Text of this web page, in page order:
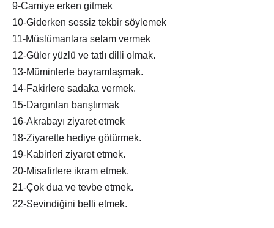
9-Camiye erken gitmek
10-Giderken sessiz tekbir söylemek
11-Müslümanlara selam vermek
12-Güler yüzlü ve tatlı dilli olmak.
13-Müminlerle bayramlaşmak.
14-Fakirlere sadaka vermek.
15-Dargınları barıştırmak
16-Akrabayı ziyaret etmek
18-Ziyarette hediye götürmek.
19-Kabirleri ziyaret etmek.
20-Misafirlere ikram etmek.
21-Çok dua ve tevbe etmek.
22-Sevindiğini belli etmek.